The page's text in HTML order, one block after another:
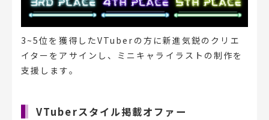
3~5位を獲得したVTuberの方に新進気鋭のクリエ
イターをアサインし、ミニキャライラストの制作を
支援します。
VTuberスタイル掲載オファー